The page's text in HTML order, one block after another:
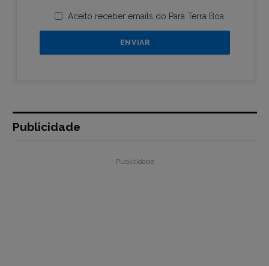
Aceito receber emails do Pará Terra Boa
Publicidade
Publicidade